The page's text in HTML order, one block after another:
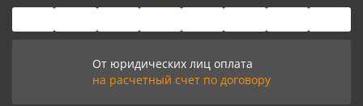
От юридических лиц оплата
на расчетный счет по договору